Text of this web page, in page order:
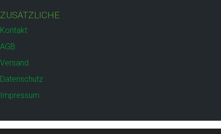
ZUSÄTZLICHE
Kontakt
AGB
Versand
Datenschutz
Impressum